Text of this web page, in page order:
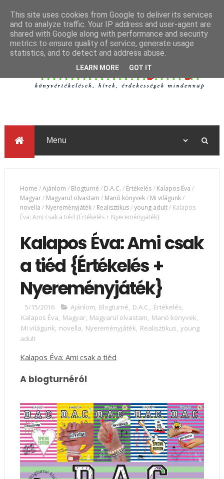
Home /Ajánlom / Blogturné / D.A.C. / Értékelés/ Kalapos Éva /
Magyar/ Magyarul olvastam / Manó könyvek/ Mi világunk/
novella / Nyereményjáték/ Realisztikus/young adult/ Kalapos
Éva: Ami csak a tiéd {Értékelés + Nyereményjáték}
Kalapos Éva: Ami csak
a tiéd {Értékelés +
Nyereményjáték}
5/15/2016 Ajánlom, Blogturné, D.A.C., Értékelés,
Kalapos Éva, Magyar, Magyarul olvastam, Manó könyvek,
Mi világunk, novella, Nyereményjáték, Realisztikus, young
adult
Kalapos Éva: Ami csak a tiéd
A blogturnéról
This site uses cookies from Google to deliver its services
and to analyze traffic. Your IP address and user-agent are
shared with Google along with performance and security
metrics to ensure quality of service, generate usage
statistics, and to detect and address abuse.
LEARN MORE GOT IT